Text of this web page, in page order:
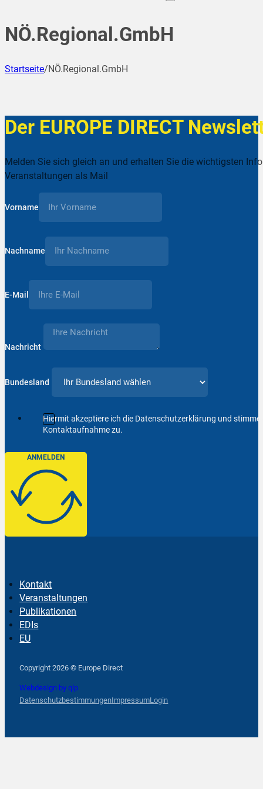
NÖ.Regional.GmbH
Startseite/NÖ.Regional.GmbH
Der EUROPE DIRECT
Melden Sie sich gleich an und erhalten Sie die wichtigsten
Veranstaltungen als Mail
Vorname
Nachname
E-Mail
Nachricht
Bundesland
Hiermit akzeptiere ich die Datenschutzerklärung und
Kontaktaufnahme zu.
ANMELDEN
Kontakt
Veranstaltungen
Publikationen
EDIs
EU
Copyright 2026 © Europe Direct
Webdesign by qlp
DatenschutzbestimmungenImpressumLogin